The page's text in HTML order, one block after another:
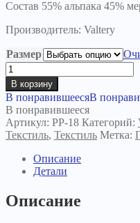
Состав 55% альпака 45%
Производитель: Valtery
Размер
Количество
товара
Плед
PP-
18
В корзину
В понравившеесяВ
В понравившееся
Артикул: PP-18 Категорий:
Текстиль, Текстиль Метка:
Описание
Детали
Описание